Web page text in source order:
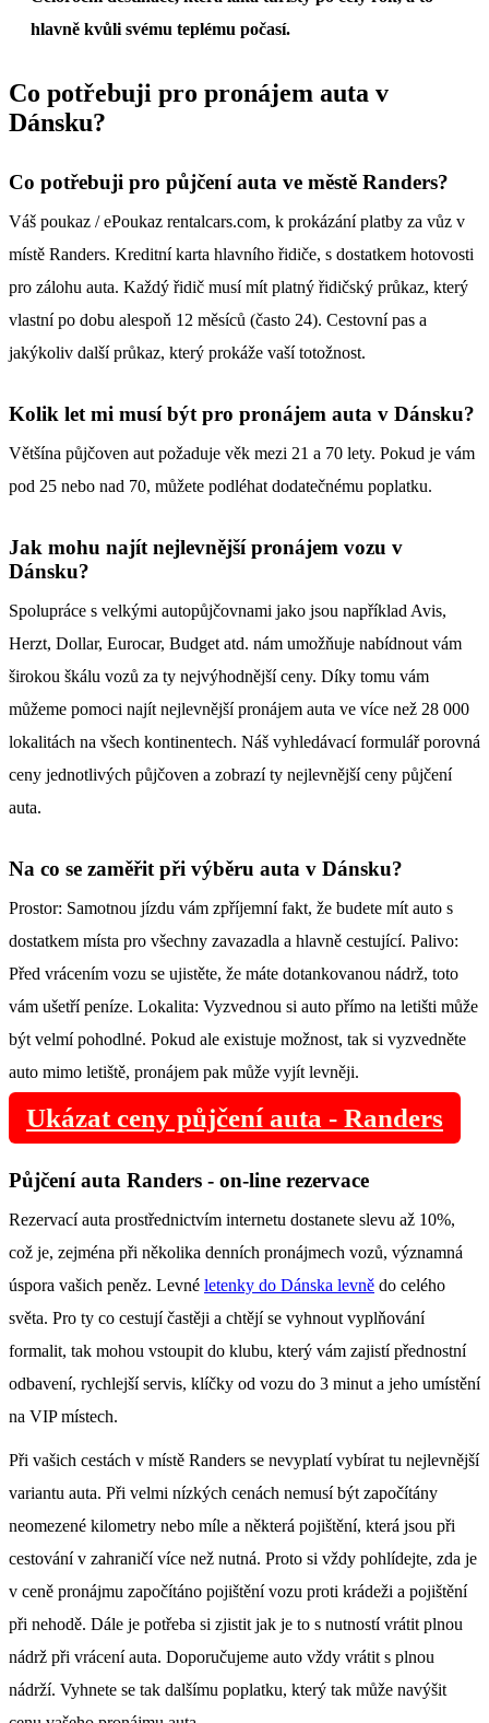
hlavně kvůli svému teplému počasí.
Co potřebuji pro pronájem auta v
Dánsku?
Co potřebuji pro půjčení auta ve městě Randers?
Váš poukaz / ePoukaz rentalcars.com, k prokázání platby za vůz v
místě Randers. Kreditní karta hlavního řidiče, s dostatkem hotovosti
pro zálohu auta. Každý řidič musí mít platný řidičský průkaz, který
vlastní po dobu alespoň 12 měsíců (často 24). Cestovní pas a
jakýkoliv další průkaz, který prokáže vaší totožnost.
Kolik let mi musí být pro pronájem auta v Dánsku?
Většína půjčoven aut požaduje věk mezi 21 a 70 lety. Pokud je vám
pod 25 nebo nad 70, můžete podléhat dodatečnému poplatku.
Jak mohu najít nejlevnější pronájem vozu v
Dánsku?
Spolupráce s velkými autopůjčovnami jako jsou například Avis,
Herzt, Dollar, Eurocar, Budget atd. nám umožňuje nabídnout vám
širokou škálu vozů za ty nejvýhodnější ceny. Díky tomu vám
můžeme pomoci najít nejlevnější pronájem auta ve více než 28 000
lokalitách na všech kontinentech. Náš vyhledávací formulář porovná
ceny jednotlivých půjčoven a zobrazí ty nejlevnější ceny půjčení
auta.
Na co se zaměřit při výběru auta v Dánsku?
Prostor: Samotnou jízdu vám zpříjemní fakt, že budete mít auto s
dostatkem místa pro všechny zavazadla a hlavně cestující. Palivo:
Před vrácením vozu se ujistěte, že máte dotankovanou nádrž, toto
vám ušetří peníze. Lokalita: Vyzvednou si auto přímo na letišti může
být velmí pohodlné. Pokud ale existuje možnost, tak si vyzvedněte
auto mimo letiště, pronájem pak může vyjít levněji.
Ukázat ceny půjčení auta - Randers
Půjčení auta Randers - on-line rezervace
Rezervací auta prostřednictvím internetu dostanete slevu až 10%,
což je, zejména při několika denních pronájmech vozů, významná
úspora vašich peněz. Levné letenky do Dánska levně do celého
světa. Pro ty co cestují častěji a chtějí se vyhnout vyplňování
formalit, tak mohou vstoupit do klubu, který vám zajistí přednostní
odbavení, rychlejší servis, klíčky od vozu do 3 minut a jeho umístění
na VIP místech.
Při vašich cestách v místě Randers se nevyplatí vybírat tu nejlevnější
variantu auta. Při velmi nízkých cenách nemusí být započítány
neomezené kilometry nebo míle a některá pojištění, která jsou při
cestování v zahraničí více než nutná. Proto si vždy pohlídejte, zda je
v ceně pronájmu započítáno pojištění vozu proti krádeži a pojištění
při nehodě. Dále je potřeba si zjistit jak je to s nutností vrátit plnou
nádrž při vrácení auta. Doporučujeme auto vždy vrátit s plnou
nádrží. Vyhnete se tak dalšímu poplatku, který tak může navýšit